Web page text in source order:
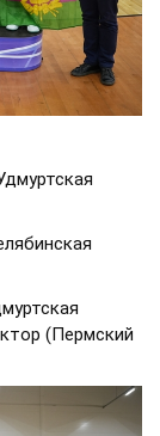
(Пермский